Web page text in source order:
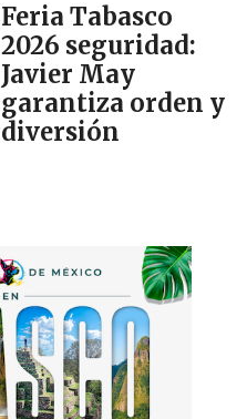
Feria Tabasco
2026 seguridad:
Javier May
garantiza orden y
diversión